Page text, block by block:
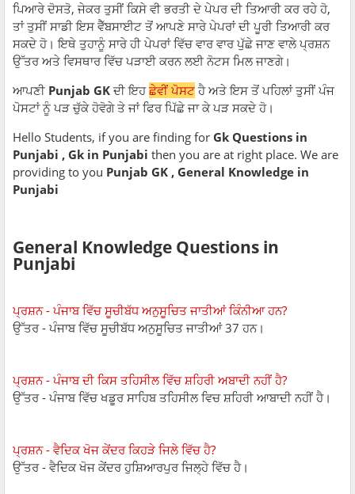
ਪਿਆਰੇ ਦੋਸਤੋ, ਜੇਕਰ ਤੁਸੀਂ ਕਿਸੇ ਵੀ ਭਰਤੀ ਦੇ ਪੇਪਰ ਦੀ ਤਿਆਰੀ ਕਰ ਰਹੇ ਹੋ,
ਤਾਂ ਤੁਸੀਂ ਸਾਡੀ ਇਸ ਵੈੱਬਸਾਈਟ ਤੋਂ ਆਪਣੇ ਸਾਰੇ ਪੇਪਰਾਂ ਦੀ ਪੂਰੀ ਤਿਆਰੀ ਕਰ
ਸਕਦੇ ਹੋ। ਇਥੇ ਤੁਹਾਨੂੰ ਸਾਰੇ ਹੀ ਪੇਪਰਾਂ ਵਿੱਚ ਵਾਰ ਵਾਰ ਪੁੱਛੇ ਜਾਣ ਵਾਲੇ ਪ੍ਰਸ਼ਨ
ਉੱਤਰ ਅਤੇ ਵਿਸਥਾਰ ਵਿੱਚ ਪੜਾਈ ਕਰਨ ਲਈ ਨੋਟਸ ਮਿਲ ਜਾਣਗੇ।
ਆਪਣੀ Punjab GK ਦੀ ਇਹਛੇਵੀਂ ਪੋਸਟ ਹੈ ਅਤੇ ਇਸ ਤੋਂ ਪਹਿਲਾਂ ਤੁਸੀਂ ਪੰਜ
ਪੋਸਟਾਂ ਨੂੰ ਪੜ ਚੁੱਕੇ ਹੋਵੋਗੇ ਤੇ ਜਾਂ ਫਿਰ ਪਿੱਛੇ ਜਾ ਕੇ ਪੜ ਸਕਦੇ ਹੋ।
Hello Students, if you are finding for Gk Questions in
Punjabi , Gk in Punjabi then you are at right place. We are
providing to you Punjab GK , General Knowledge in
Punjabi
General Knowledge Questions in
Punjabi
ਪ੍ਰਸ਼ਨ - ਪੰਜਾਬ ਵਿੱਚ ਸੂਚੀਬੱਧ ਅਨੁਸੂਚਿਤ ਜਾਤੀਆਂ ਕਿੰਨੀਆ ਹਨ?
ਉੱਤਰ - ਪੰਜਾਬ ਵਿੱਚ ਸੂਚੀਬੱਧ ਅਨੁਸੂਚਿਤ ਜਾਤੀਆਂ 37 ਹਨ।
ਪ੍ਰਸ਼ਨ - ਪੰਜਾਬ ਦੀ ਕਿਸ ਤਹਿਸੀਲ ਵਿੱਚ ਸ਼ਹਿਰੀ ਅਬਾਦੀ ਨਹੀਂ ਹੈ?
ਉੱਤਰ - ਪੰਜਾਬ ਵਿੱਚ ਖਡੂਰ ਸਾਹਿਬ ਤਹਿਸੀਲ ਵਿਚ ਸ਼ਹਿਰੀ ਆਬਾਦੀ ਨਹੀਂ ਹੈ।
ਪ੍ਰਸ਼ਨ - ਵੈਦਿਕ ਖੋਜ ਕੇਂਦਰ ਕਿਹੜੇ ਜਿਲੇ ਵਿੱਚ ਹੈ?
ਉੱਤਰ - ਵੈਦਿਕ ਖੋਜ ਕੇਂਦਰ ਹੁਸ਼ਿਆਰਪੁਰ ਜਿਲ੍ਹੇ ਵਿੱਚ ਹੈ।